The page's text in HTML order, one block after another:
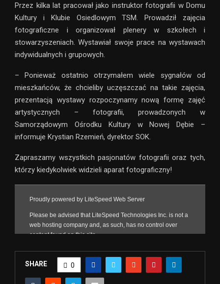
Przez kilka lat pracował jako instruktor fotografii w Domu
Kultury i Klubie Osiedlowym TSM. Prowadził zajęcia
fotograficzne i organizował plenery w szkołech i
stowarzyszeniach. Wystawiał swoje prace na wystawach
indywidualnych i grupowych.
– Ponieważ ostatnio otrzymałem wiele sygnałów od
mieszkańców, że chcieliby uczęszczać na takie zajęcia,
prezentacją wystawy rozpoczynamy nową formę zajęć
artystycznych – fotografii, prowadzonych w
Samorządowym Ośrodku Kultury w Nowej Dębie –
informuje Krystian Rzemień, dyrektor SOK.
Zapraszamy wszystkich pasjonatów fotografii oraz tych,
którzy kiedykolwiek widzieli aparat fotograficzny!
SHARE 0